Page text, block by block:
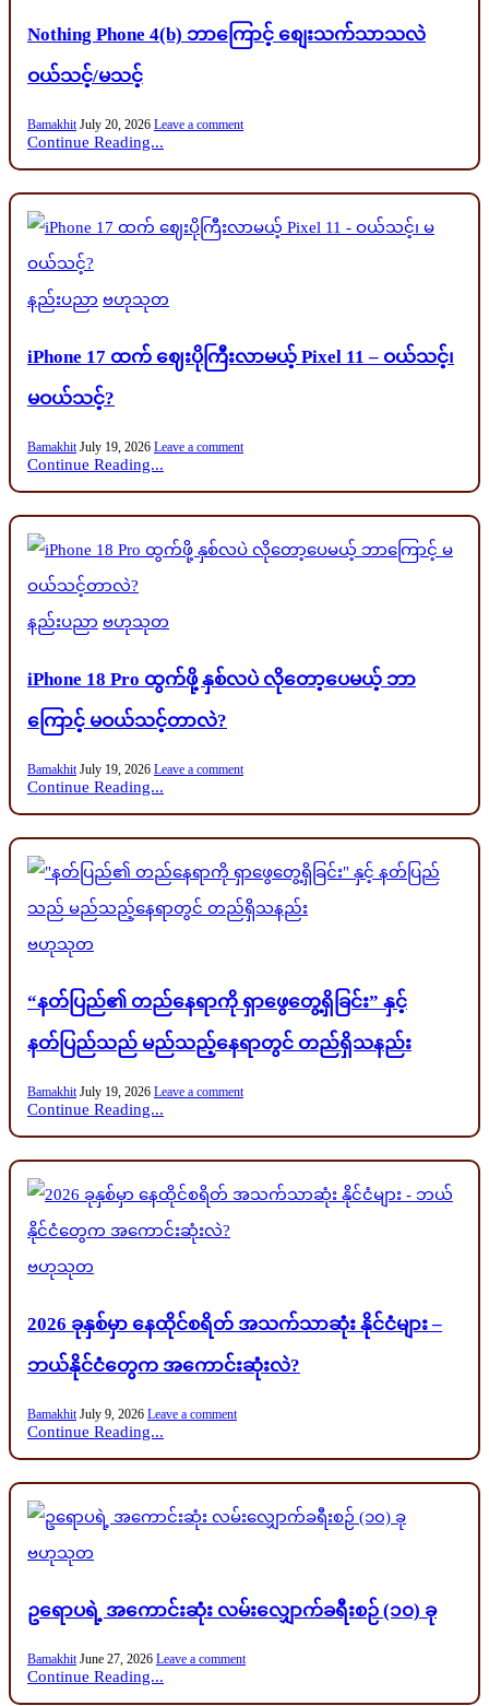
Nothing Phone 4(b) ဘာကြောင့် စျေးသက်သာသလဲ
ဝယ်သင့်/မသင့်
Bamakhit July 20, 2026 Leave a comment
Continue Reading...
Posted
in
နည်းပညာ ဗဟုသုတ
iPhone 17 ထက် ဈေးပိုကြီးလာမယ့် Pixel 11 – ဝယ်သင့်၊
မဝယ်သင့်?
Bamakhit July 19, 2026 Leave a comment
Continue Reading...
Posted
in
နည်းပညာ ဗဟုသုတ
iPhone 18 Pro ထွက်ဖို့ နှစ်လပဲ လိုတော့ပေမယ့် ဘာ
ကြောင့် မဝယ်သင့်တာလဲ?
Bamakhit July 19, 2026 Leave a comment
Continue Reading...
in
ဗဟုသုတ
“နတ်ပြည်၏ တည်နေရာကို ရှာဖွေတွေ့ရှိခြင်း” နှင့်
နတ်ပြည်သည် မည်သည့်နေရာတွင် တည်ရှိသနည်း
Bamakhit July 19, 2026 Leave a comment
Continue Reading...
in
ဗဟုသုတ
2026 ခုနှစ်မှာ နေထိုင်စရိတ် အသက်သာဆုံး နိုင်ငံများ –
ဘယ်နိုင်ငံတွေက အကောင်းဆုံးလဲ?
Bamakhit July 9, 2026 Leave a comment
Continue Reading...
in
ဗဟုသုတ
ဥရောပရဲ့ အကောင်းဆုံး လမ်းလျှောက်ခရီးစဉ် (၁၀) ခု
Bamakhit June 27, 2026 Leave a comment
Continue Reading...